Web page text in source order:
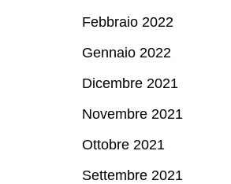
Febbraio 2022
Gennaio 2022
Dicembre 2021
Novembre 2021
Ottobre 2021
Settembre 2021